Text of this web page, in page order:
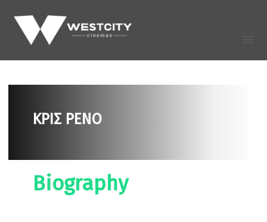
ΚΡΙΣ ΡΕΝΟ
Biography